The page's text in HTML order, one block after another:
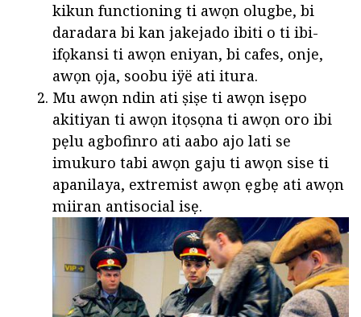
kikun functioning ti awọn olugbe, bi
daradara bi kan jakejado ibiti o ti ibi-
ifọkansi ti awọn eniyan, bi cafes, onje,
awọn ọja, soobu iÿë ati itura.
Mu awọn ndin ati ṣiṣe ti awọn isẹpo
akitiyan ti awọn itọsọna ti awọn oro ibi
pẹlu agbofinro ati aabo ajo lati se
imukuro tabi awọn gaju ti awọn sise ti
apanilaya, extremist awọn ẹgbẹ ati awọn
miiran antisocial isẹ.